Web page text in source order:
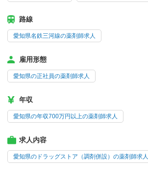
路線
愛知県名鉄三河線の薬剤師求人
雇用形態
愛知県の正社員の薬剤師求人
年収
愛知県の年収700万円以上の薬剤師求人
求人内容
愛知県のドラッグストア（調剤併設）の薬剤師求人